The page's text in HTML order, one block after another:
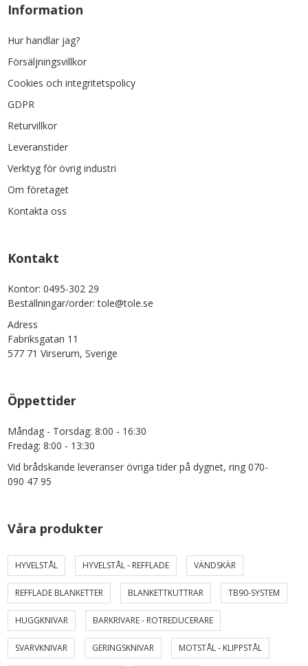
Information
Hur handlar jag?
Försäljningsvillkor
Cookies och integritetspolicy
GDPR
Returvillkor
Leveranstider
Verktyg för övrig industri
Om företaget
Kontakta oss
Kontakt
Kontor: 0495-302 29
Beställningar/order: tole@tole.se
Adress
Fabriksgatan 11
577 71 Virserum, Sverige
Öppettider
Måndag - Torsdag: 8:00 - 16:30
Fredag: 8:00 - 13:30
Vid brådskande leveranser övriga tider på dygnet, ring 070-
090 47 95
Våra produkter
HYVELSTÅL HYVELSTÅL - REFFLADE VÄNDSKÄR
REFFLADE BLANKETTER BLANKETTKUTTRAR TB90-SYSTEM
HUGGKNIVAR BARKRIVARE - ROTREDUCERARE
SVARVKNIVAR GERINGSKNIVAR MOTSTÅL - KLIPPSTÅL